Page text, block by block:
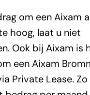
om een Aixam
hoog, laat u niet
Ook bij Aixam is
een Aixam
Private Lease.